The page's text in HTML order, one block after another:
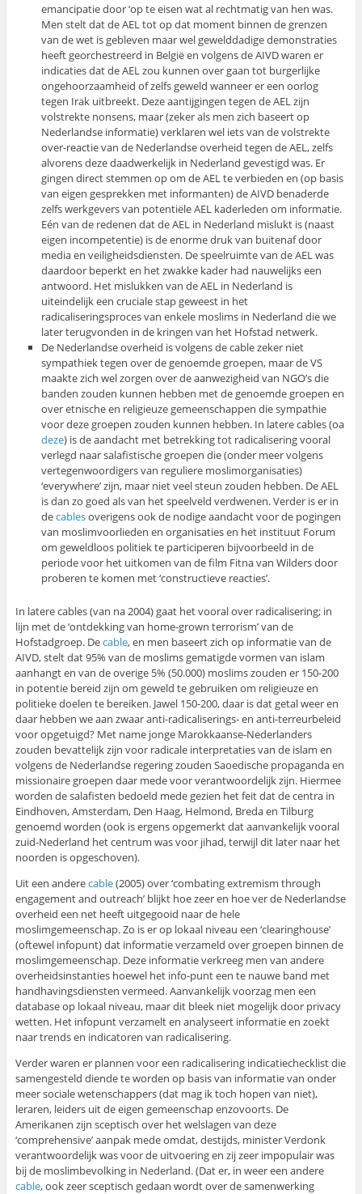
emancipatie door ‘op te eisen wat al rechtmatig van hen was.
Men stelt dat de AEL tot op dat moment binnen de grenzen
van de wet is gebleven maar wel gewelddadige demonstraties
heeft georchestreerd in België en volgens de AIVD waren er
indicaties dat de AEL zou kunnen over gaan tot burgerlijke
ongehoorzaamheid of zelfs geweld wanneer er een oorlog
tegen Irak uitbreekt. Deze aantijgingen tegen de AEL zijn
volstrekte nonsens, maar (zeker als men zich baseert op
Nederlandse informatie) verklaren wel iets van de volstrekte
over-reactie van de Nederlandse overheid tegen de AEL, zelfs
alvorens deze daadwerkelijk in Nederland gevestigd was. Er
gingen direct stemmen op om de AEL te verbieden en (op basis
van eigen gesprekken met informanten) de AIVD benaderde
zelfs werkgevers van potentiële AEL kaderleden om informatie.
Eén van de redenen dat de AEL in Nederland mislukt is (naast
eigen incompetentie) is de enorme druk van buitenaf door
media en veiligheidsdiensten. De speelruimte van de AEL was
daardoor beperkt en het zwakke kader had nauwelijks een
antwoord. Het mislukken van de AEL in Nederland is
uiteindelijk een cruciale stap geweest in het
radicaliseringsproces van enkele moslims in Nederland die we
later terugvonden in de kringen van het Hofstad netwerk.
De Nederlandse overheid is volgens de cable zeker niet
sympathiek tegen over de genoemde groepen, maar de VS
maakte zich wel zorgen over de aanwezigheid van NGO’s die
banden zouden kunnen hebben met de genoemde groepen en
over etnische en religieuze gemeenschappen die sympathie
voor deze groepen zouden kunnen hebben. In latere cables (oa
deze) is de aandacht met betrekking tot radicalisering vooral
verlegd naar salafistische groepen die (onder meer volgens
vertegenwoordigers van reguliere moslimorganisaties)
‘everywhere’ zijn, maar niet veel steun zouden hebben. De AEL
is dan zo goed als van het speelveld verdwenen. Verder is er in
decablesoverigens ook de nodige aandacht voor de pogingen
van moslimvoorlieden en organisaties en het instituut Forum
om geweldloos politiek te participeren bijvoorbeeld in de
periode voor het uitkomen van de film Fitna van Wilders door
proberen te komen met ‘constructieve reacties’.
In latere cables (van na 2004) gaat het vooral over radicalisering; in
lijn met de ‘ontdekking van home-grown terrorism’ van de
Hofstadgroep. Decable, en men baseert zich op informatie van de
AIVD, stelt dat 95% van de moslims gematigde vormen van islam
aanhangt en van de overige 5% (50.000) moslims zouden er 150-200
in potentie bereid zijn om geweld te gebruiken om religieuze en
politieke doelen te bereiken. Jawel 150-200, daar is dat getal weer en
daar hebben we aan zwaar anti-radicaliserings- en anti-terreurbeleid
voor opgetuigd? Met name jonge Marokkaanse-Nederlanders
zouden bevattelijk zijn voor radicale interpretaties van de islam en
volgens de Nederlandse regering zouden Saoedische propaganda en
missionaire groepen daar mede voor verantwoordelijk zijn. Hiermee
worden de salafisten bedoeld mede gezien het feit dat de centra in
Eindhoven, Amsterdam, Den Haag, Helmond, Breda en Tilburg
genoemd worden (ook is ergens opgemerkt dat aanvankelijk vooral
zuid-Nederland het centrum was voor jihad, terwijl dit later naar het
noorden is opgeschoven).
Uit een anderecable(2005) over ‘combating extremism through
engagement and outreach’ blijkt hoe zeer en hoe ver de Nederlandse
overheid een net heeft uitgegooid naar de hele
moslimgemeenschap. Zo is er op lokaal niveau een ‘clearinghouse’
(oftewel infopunt) dat informatie verzameld over groepen binnen de
moslimgemeenschap. Deze informatie verkreeg men van andere
overheidsinstanties hoewel het info-punt een te nauwe band met
handhavingsdiensten vermeed. Aanvankelijk voorzag men een
database op lokaal niveau, maar dit bleek niet mogelijk door privacy
wetten. Het infopunt verzamelt en analyseert informatie en zoekt
naar trends en indicatoren van radicalisering.
Verder waren er plannen voor een radicalisering indicatiechecklist die
samengesteld diende te worden op basis van informatie van onder
meer sociale wetenschappers (dat mag ik toch hopen van niet),
leraren, leiders uit de eigen gemeenschap enzovoorts. De
Amerikanen zijn sceptisch over het welslagen van deze
‘comprehensive’ aanpak mede omdat, destijds, minister Verdonk
verantwoordelijk was voor de uitvoering en zij zeer impopulair was
bij de moslimbevolking in Nederland. (Dat er, in weer een andere
cable, ook zeer sceptisch gedaan wordt over de samenwerking